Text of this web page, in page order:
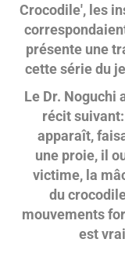
Crocodile', les
présente une
cette série du
Le Dr. Noguchi
récit
apparaît,
une proie, il
victime, la
du
mouvements
est